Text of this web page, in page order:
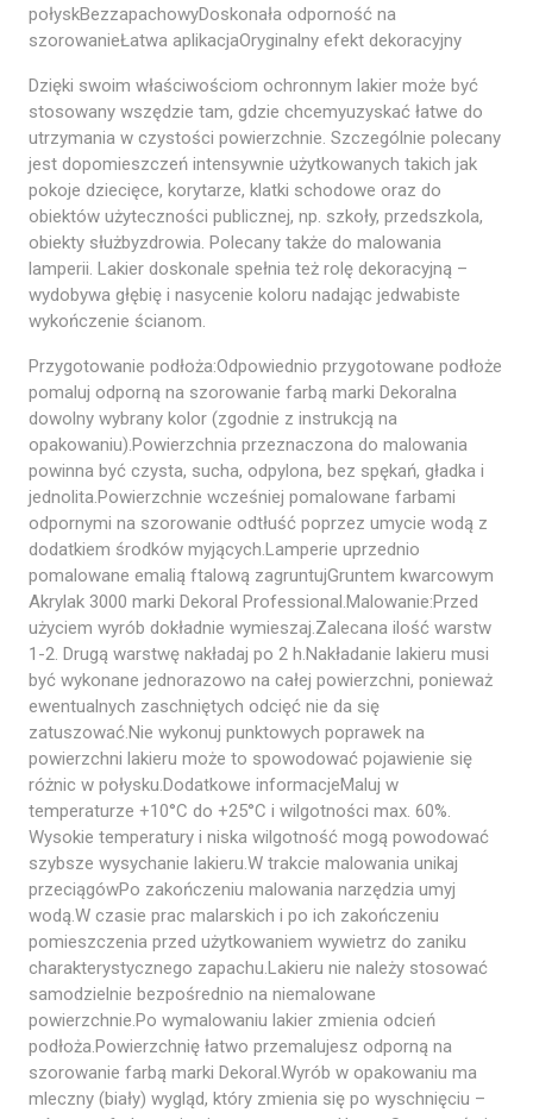
połyskBezzapachowyDoskonała odporność na
szorowanieŁatwa aplikacjaOryginalny efekt dekoracyjny
Dzięki swoim właściwościom ochronnym lakier może być
stosowany wszędzie tam, gdzie chcemyuzyskać łatwe do
utrzymania w czystości powierzchnie. Szczególnie polecany
jest dopomieszczeń intensywnie użytkowanych takich jak
pokoje dziecięce, korytarze, klatki schodowe oraz do
obiektów użyteczności publicznej, np. szkoły, przedszkola,
obiekty służbyzdrowia. Polecany także do malowania
lamperii. Lakier doskonale spełnia też rolę dekoracyjną –
wydobywa głębię i nasycenie koloru nadając jedwabiste
wykończenie ścianom.
Przygotowanie podłoża:Odpowiednio przygotowane podłoże
pomaluj odporną na szorowanie farbą marki Dekoralna
dowolny wybrany kolor (zgodnie z instrukcją na
opakowaniu).Powierzchnia przeznaczona do malowania
powinna być czysta, sucha, odpylona, bez spękań, gładka i
jednolita.Powierzchnie wcześniej pomalowane farbami
odpornymi na szorowanie odtłuść poprzez umycie wodą z
dodatkiem środków myjących.Lamperie uprzednio
pomalowane emalią ftalową zagruntujGruntem kwarcowym
Akrylak 3000 marki Dekoral Professional.Malowanie:Przed
użyciem wyrób dokładnie wymieszaj.Zalecana ilość warstw
1-2. Drugą warstwę nakładaj po 2 h.Nakładanie lakieru musi
być wykonane jednorazowo na całej powierzchni, ponieważ
ewentualnych zaschniętych odcięć nie da się
zatuszować.Nie wykonuj punktowych poprawek na
powierzchni lakieru może to spowodować pojawienie się
różnic w połysku.Dodatkowe informacjeMaluj w
temperaturze +10°C do +25°C i wilgotności max. 60%.
Wysokie temperatury i niska wilgotność mogą powodować
szybsze wysychanie lakieru.W trakcie malowania unikaj
przeciągówPo zakończeniu malowania narzędzia umyj
wodą.W czasie prac malarskich i po ich zakończeniu
pomieszczenia przed użytkowaniem wywietrz do zaniku
charakterystycznego zapachu.Lakieru nie należy stosować
samodzielnie bezpośrednio na niemalowane
powierzchnie.Po wymalowaniu lakier zmienia odcień
podłoża.Powierzchnię łatwo przemalujesz odporną na
szorowanie farbą marki Dekoral.Wyrób w opakowaniu ma
mleczny (biały) wygląd, który zmienia się po wyschnięciu –